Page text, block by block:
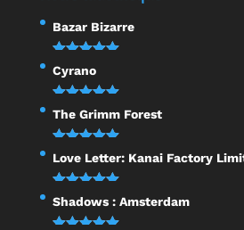
Bazar Bizarre
Note5.00
sur 5
Cyrano
Note5.00
sur 5
The Grimm Forest
Note 5.00
sur 5
Love Letter: Kanai Factory
Note5.00
sur 5
Shadows : Amsterdam